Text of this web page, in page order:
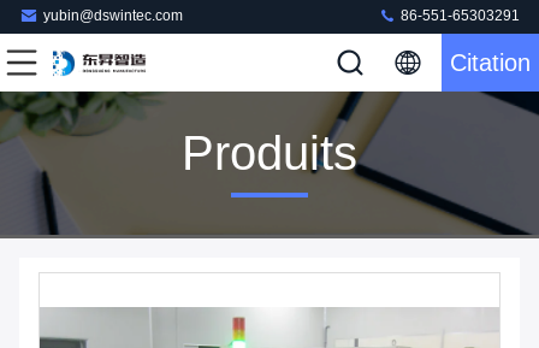
yubin@dswintec.com 86-551-65303291
Citation
Produits